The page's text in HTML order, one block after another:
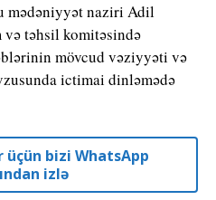
mədəniyyət naziri Adil
təhsil komitəsində
mövcud vəziyyəti və
ictimai dinləmədə
üçün bizi WhatsApp
izlə